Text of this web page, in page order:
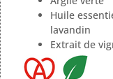
Huile
lavandin
Extrait de